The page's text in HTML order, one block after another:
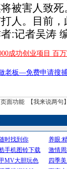
被害人致
人。目前
记者吴涛
页面功能 【我来说两句